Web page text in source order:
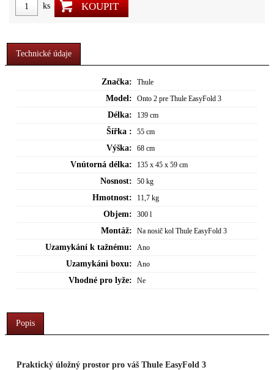
ks KOUPIT
Technické údaje
Značka: Thule
Model: Onto 2 pre Thule EasyFold 3
Délka: 139 cm
Šířka : 55 cm
Výška: 68 cm
Vnútorná délka: 135 x 45 x 59 cm
Nosnost: 50 kg
Hmotnost: 11,7 kg
Objem: 300 l
Montáž: Na nosič kol Thule EasyFold 3
Uzamykání k tažnému: Ano
Uzamykáni boxu: Ano
Vhodné pro lyže: Ne
Popis
Praktický úložný prostor pro váš Thule EasyFold 3